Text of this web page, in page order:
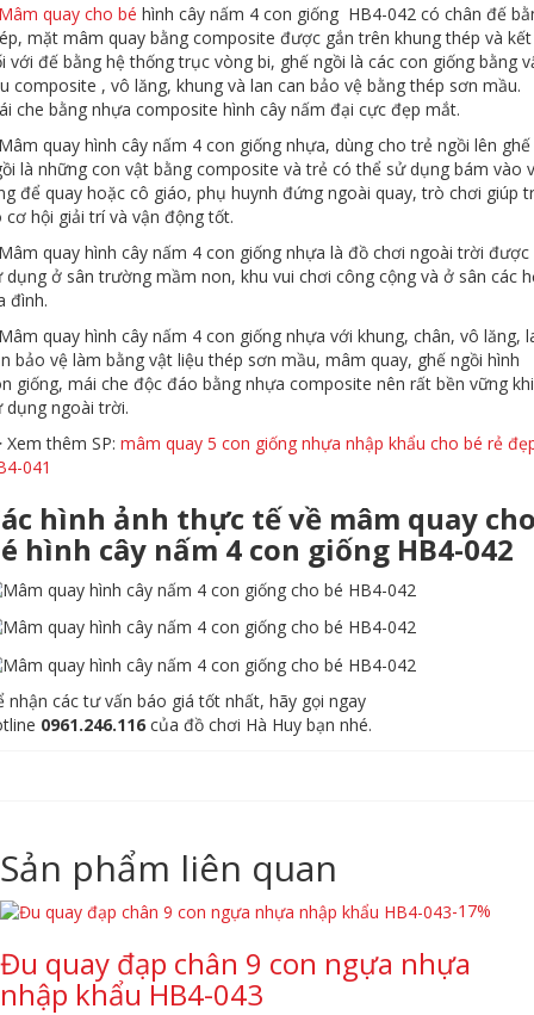
quay cho bé hình cây nấm 4 con giống HB4-042 có chân đế
mặt mâm quay bằng composite được gắn trên khung thép và kết
với đế bằng hệ thống trục vòng bi, ghế ngồi là các con giống bằng
composite , vô lăng, khung và lan can bảo vệ bằng thép sơn mầu.
che bằng nhựa composite hình cây nấm đại cực đẹp mắt.
quay hình cây nấm 4 con giống nhựa, dùng cho trẻ ngồi lên ghế
là những con vật bằng composite và trẻ có thể sử dụng bám vào
để quay hoặc cô giáo, phụ huynh đứng ngoài quay, trò chơi giúp
cơ hội giải trí và vận động tốt.
quay hình cây nấm 4 con giống nhựa là đồ chơi ngoài trời được
dụng ở sân trường mầm non, khu vui chơi công cộng và ở sân các
đình.
quay hình cây nấm 4 con giống nhựa với khung, chân, vô lăng,
bảo vệ làm bằng vật liệu thép sơn mầu, mâm quay, ghế ngồi hình
giống, mái che độc đáo bằng nhựa composite nên rất bền vững khi
dụng ngoài trời.
Xem thêm SP: mâm quay 5 con giống nhựa nhập khẩu cho bé rẻ
041
hình ảnh thực tế về mâm quay
hình cây nấm 4 con giống HB4-042
nhận các tư vấn báo giá tốt nhất, hãy gọi ngay
0961.246.116 của đồ chơi Hà Huy bạn nhé.
Sản phẩm liên quan
-17%
Đu quay đạp chân 9 con ngựa nhựa
nhập khẩu HB4-043